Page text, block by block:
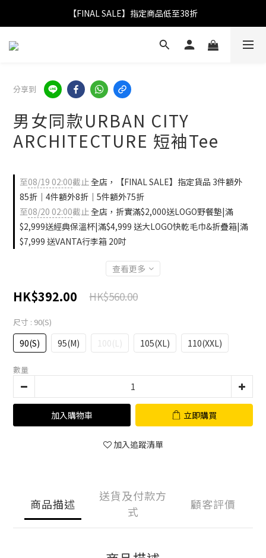
【FINAL SALE】指定商品低至38折
【FINAL SALE】指定商品低至38折
折實滿$2,000送LOGO野餐墊｜滿$2,999送經典保溫杯
【FINAL SALE】指定商品低至38折
分享到
男女同款URBAN CITY
ARCHITECTURE 短袖Tee
至08/19 02:00截止全店，【FINAL SALE】指定貨品 3件額外
85折｜4件額外8折｜5件額外75折
至08/20 02:00截止全店，折實滿$2,000送LOGO野餐墊|滿
$2,999送經典保溫杯|滿$4,999 送大LOGO快乾毛巾&折疊箱|滿
$7,999 送VANTA行李箱 20吋
查看更多
HK$392.00 HK$560.00
尺寸 : 90(S)
90(S) 95(M) 100(L) 105(XL) 110(XXL)
數量
加入購物車 立即購買
加入追蹤清單
商品描述
送貨及付款方
式
顧客評價